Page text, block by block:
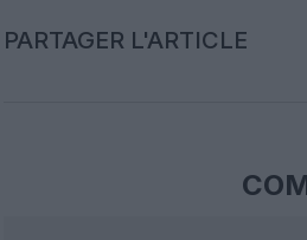
PARTAGER L'ARTICLE